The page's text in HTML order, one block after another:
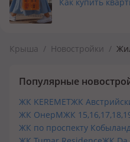
Крыша / Новостройки /
Популярные
ЖК KEREMETЖК
ЖК ОнерМЖК
ЖК по проспекту